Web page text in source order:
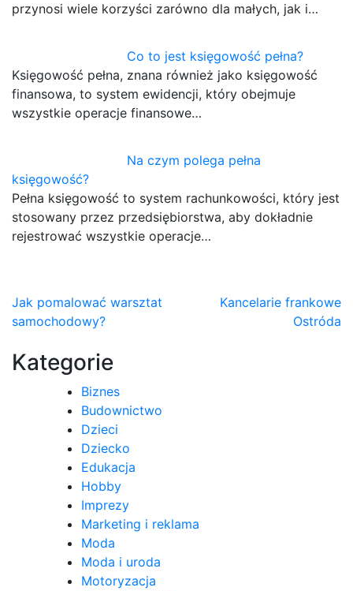
przynosi wiele korzyści zarówno dla małych, jak i…
Co to jest księgowość pełna?
Księgowość pełna, znana również jako księgowość
finansowa, to system ewidencji, który obejmuje
wszystkie operacje finansowe…
Na czym polega pełna
księgowość?
Pełna księgowość to system rachunkowości, który jest
stosowany przez przedsiębiorstwa, aby dokładnie
rejestrować wszystkie operacje…
Nawigacja
wpisu
Jak pomalować warsztat
samochodowy?
Kancelarie frankowe
Ostróda
Kategorie
Biznes
Budownictwo
Dzieci
Dziecko
Edukacja
Hobby
Imprezy
Marketing i reklama
Moda
Moda i uroda
Motoryzacja